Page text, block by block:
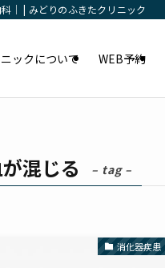
｜ | みどりのふきたクリニック
ックについて WEB予約
混じる – tag –
消化器疾患